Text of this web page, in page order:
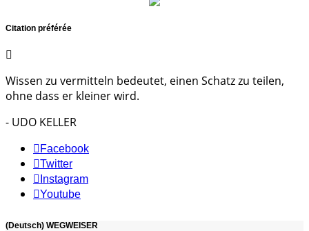
Citation préférée
Wissen zu vermitteln bedeutet, einen Schatz zu teilen,
ohne dass er kleiner wird.
- UDO KELLER
Facebook
Twitter
Instagram
Youtube
(Deutsch) WEGWEISER